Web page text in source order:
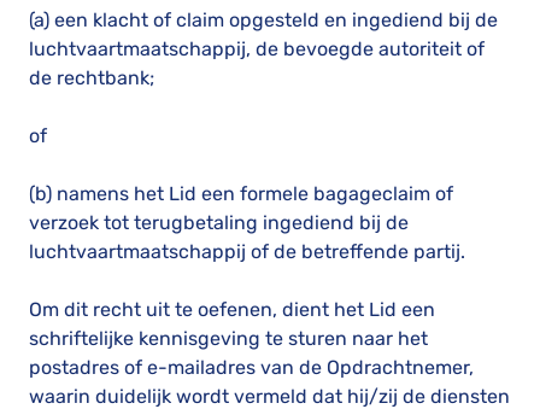
(a) een klacht of claim opgesteld en ingediend bij de
luchtvaartmaatschappij, de bevoegde autoriteit of
de rechtbank;
of
(b) namens het Lid een formele bagageclaim of
verzoek tot terugbetaling ingediend bij de
luchtvaartmaatschappij of de betreffende partij.
Om dit recht uit te oefenen, dient het Lid een
schriftelijke kennisgeving te sturen naar het
postadres of e-mailadres van de Opdrachtnemer,
waarin duidelijk wordt vermeld dat hij/zij de diensten